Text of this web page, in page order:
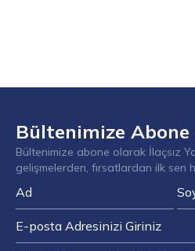
Bültenimize Abone
Bültenimize abone olarak İlaçsız
gelişmelerden, fırsatlardan ilk sen